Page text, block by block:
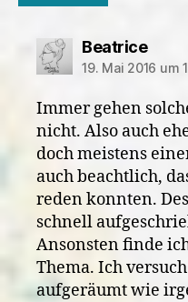
Beatricesagt:
19. Mai 2016 um
Immer gehen
nicht. Also auch
doch meistens
auch beachtlich,
reden konnten.
schnell
Ansonsten finde
Thema. Ich
aufgeräumt wie